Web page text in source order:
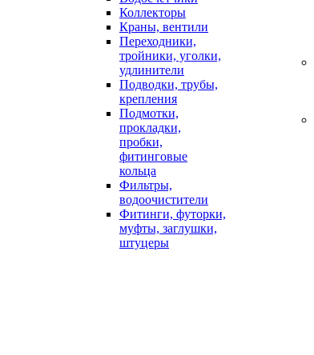
Коллекторы
Краны, вентили
Переходники,
тройники, уголки,
удлинители
Подводки, трубы,
крепления
Подмотки,
прокладки,
пробки,
фитинговые
кольца
Фильтры,
водоочистители
Фитинги, футорки,
муфты, заглушки,
штуцеры